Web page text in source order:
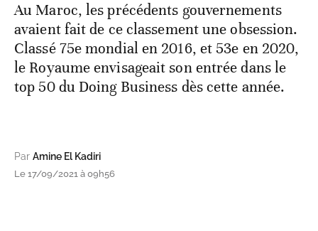
Au Maroc, les précédents gouvernements
avaient fait de ce classement une obsession.
Classé 75e mondial en 2016, et 53e en 2020,
le Royaume envisageait son entrée dans le
top 50 du Doing Business dès cette année.
Par Amine El Kadiri
Le 17/09/2021 à 09h56